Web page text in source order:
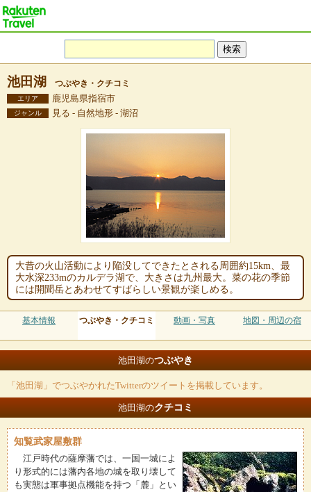
池田湖 つぶやき・クチコミ
エリア 鹿児島県指宿市
ジャンル 見る - 自然地形 - 湖沼
大昔の火山活動により陥没してできたとされる周囲約15km、最
大水深233mのカルデラ湖で、大きさは九州最大。菜の花の季節
には開聞岳とあわせてすばらしい景観が楽しめる。
基本情報 つぶやき・クチコミ 動画・写真 地図・周辺の宿
池田湖のつぶやき
「池田湖」でつぶやかれたTwitterのツイートを掲載しています。
池田湖のクチコミ
知覧武家屋敷群
江戸時代の薩摩藩では、一国一城によ
り形式的には藩内各地の城を取り壊して
も実態は軍事拠点機能を持つ「麓」とい